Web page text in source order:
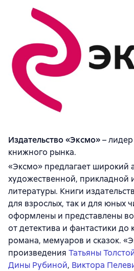
Издательство «Эксмо»–
книжного рынка.
«Эксмо» предлагает широкий
художественной, прикладной
литературы. Книги
для взрослых, так и для юных
оформлены и представлены
от детектива и фантастики до
романа, мемуаров и сказок.
произведения Татьяны
Дины Рубиной, Виктора